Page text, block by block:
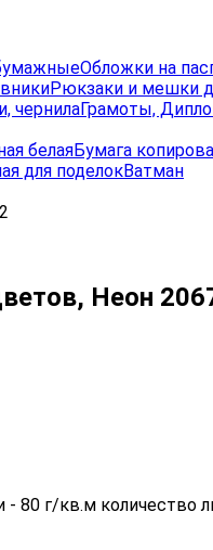
Обложки на
Рюкзаки и мешки
чернилаГрамоты,
белаяБумага
для поделокВатман
Неон
80 г/кв.м